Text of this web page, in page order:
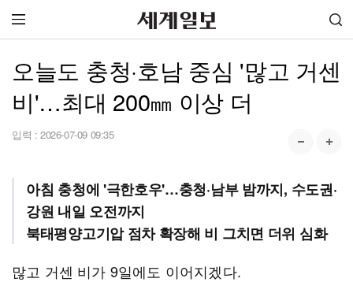
오늘도 충청·호남 중심 '많고 거센
비'…최대 200㎜ 이상 더
입력 : 2026-07-09 09:35
아침 충청에 '극한호우'…충청·남부 밤까지, 수도권·
강원 내일 오전까지
북태평양고기압 점차 확장해 비 그치면 더위 심화
많고 거센 비가 9일에도 이어지겠다.